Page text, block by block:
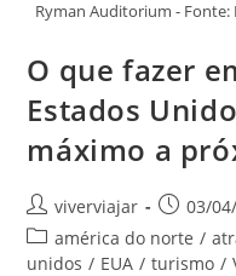
Ryman Auditorium - Fonte:
O que fazer
Estados
máximo a
Autor
do
post:
viverviajar
Post03/
Categoria
do
américa do norte /
unidos / EUA / turismo /